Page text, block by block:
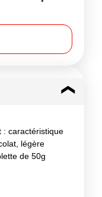
: caractéristique
légère
de 50g